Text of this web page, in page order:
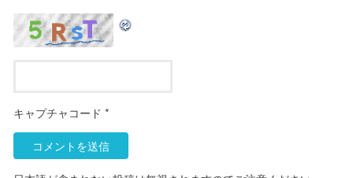
キャプチャコード *